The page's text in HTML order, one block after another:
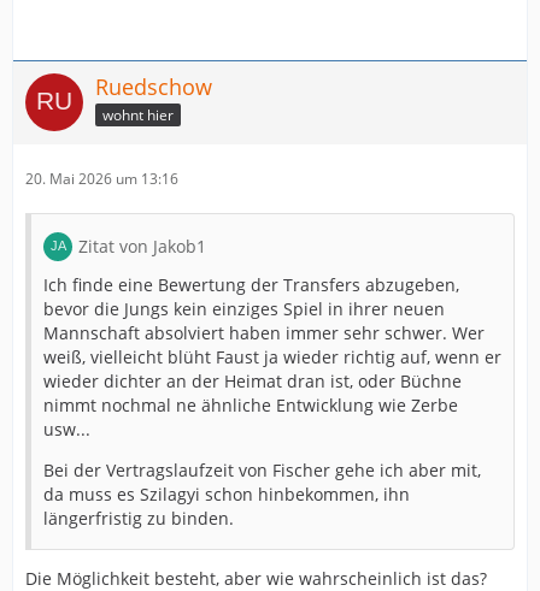
Ruedschow
wohnt hier
20. Mai 2026 um 13:16
Zitat von Jakob1
Ich finde eine Bewertung der Transfers abzugeben,
bevor die Jungs kein einziges Spiel in ihrer neuen
Mannschaft absolviert haben immer sehr schwer. Wer
weiß, vielleicht blüht Faust ja wieder richtig auf, wenn er
wieder dichter an der Heimat dran ist, oder Büchne
nimmt nochmal ne ähnliche Entwicklung wie Zerbe
usw...
Bei der Vertragslaufzeit von Fischer gehe ich aber mit,
da muss es Szilagyi schon hinbekommen, ihn
längerfristig zu binden.
Die Möglichkeit besteht, aber wie wahrscheinlich ist das?